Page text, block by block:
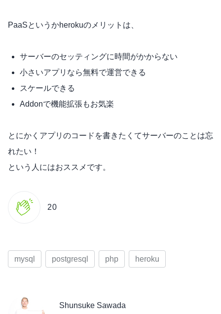
PaaSというかherokuのメリットは、
サーバーのセッティングに時間がかからない
小さいアプリなら無料で運営できる
スケールできる
Addonで機能拡張もお気楽
とにかくアプリのコードを書きたくてサーバーのことは忘
れたい！
という人にはおススメです。
20
mysql postgresql php heroku
Shunsuke Sawada